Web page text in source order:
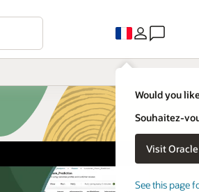
Would you
Souhaitez-
See this page